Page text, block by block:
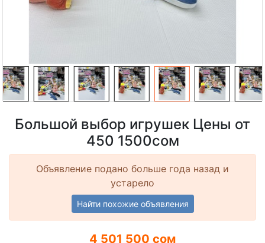
Большой выбор игрушек Цены от
450 1500сом
Объявление подано больше года назад и
устарело
Найти похожие объявления
4 501 500 сом